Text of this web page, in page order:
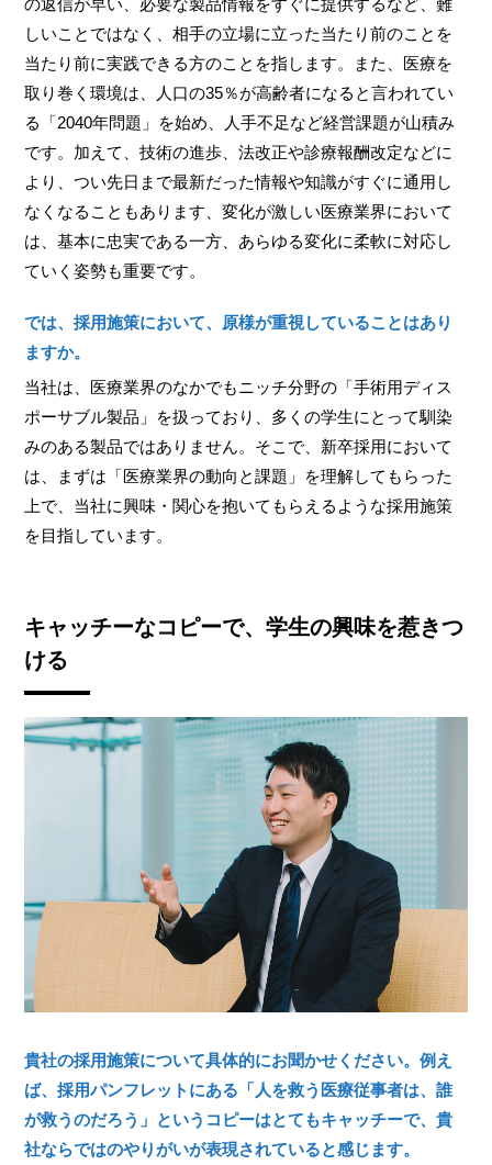
の返信が早い、必要な製品情報をすぐに提供するなど、難
しいことではなく、相手の立場に立った当たり前のことを
当たり前に実践できる方のことを指します。また、医療を
取り巻く環境は、人口の35％が高齢者になると言われてい
る「2040年問題」を始め、人手不足など経営課題が山積み
です。加えて、技術の進歩、法改正や診療報酬改定などに
より、つい先日まで最新だった情報や知識がすぐに通用し
なくなることもあります、変化が激しい医療業界において
は、基本に忠実である一方、あらゆる変化に柔軟に対応し
ていく姿勢も重要です。
では、採用施策において、原様が重視していることはあり
ますか。
当社は、医療業界のなかでもニッチ分野の「手術用ディス
ポーサブル製品」を扱っており、多くの学生にとって馴染
みのある製品ではありません。そこで、新卒採用において
は、まずは「医療業界の動向と課題」を理解してもらった
上で、当社に興味・関心を抱いてもらえるような採用施策
を目指しています。
キャッチーなコピーで、学生の興味を惹きつ
ける
貴社の採用施策について具体的にお聞かせください。例え
ば、採用パンフレットにある「人を救う医療従事者は、誰
が救うのだろう」というコピーはとてもキャッチーで、貴
社ならではのやりがいが表現されていると感じます。